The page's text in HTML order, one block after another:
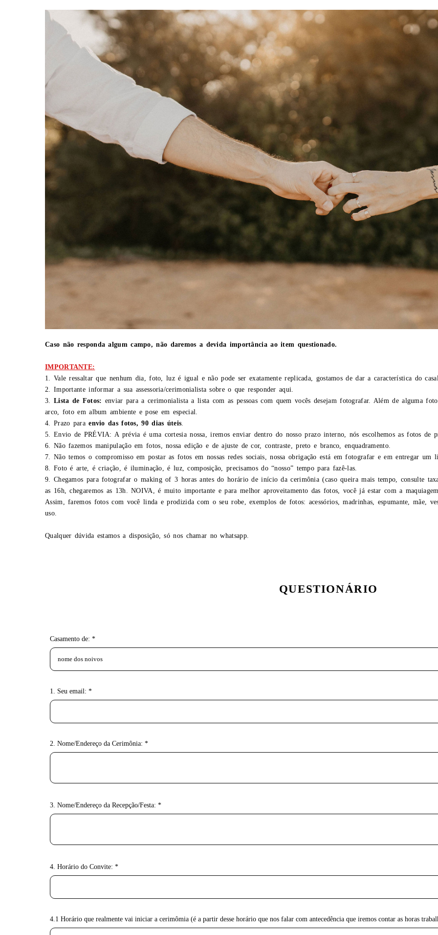
Caso não responda algum campo,não daremos a devida importânciaao item questionado.
IMPORTANTE:
1. Vale ressaltar que nenhum dia, foto, luz é igual e não pode ser exatamente replicada, gostamos de dar a característica do
2. Importante informar a sua assessoria/cerimonialista sobre o que responder aqui.
3. Lista de Fotos: enviar para a cerimonialista a lista com as pessoas com quem vocês desejam fotografar. Além de alguma
arco, foto em album ambiente e pose em especial.
4. Prazo paraenvio das fotos, 90 dias úteis
5. Envio de PRÉVIA: A prévia é uma cortesia nossa, iremos enviar dentro do nosso prazo interno, nós escolhemos as fotos de
6. Não fazemos manipulação em fotos, nossa edição e de ajuste de cor, contraste, preto e branco, enquadramento.
7. Não temos o compromisso em postar as fotos em nossas redes sociais, nossa obrigação está em fotografar e em entregar um
8. Foto é arte, é criação, é iluminação, é luz, composição, precisamos do “nosso” tempo para fazê-las.
9. Chegamos para fotografar o making of 3 horas antes do horário de início da cerimônia (caso queira mais tempo, consulte
as 16h, chegaremos as 13h. NOIVA, é muito importante e para melhor aproveitamento das fotos, você já estar com a
Assim, faremos fotos com você linda e prodizida com o seu robe, exemplos de fotos: acessórios, madrinhas, espumante, mãe,
uso.
Qualquer dúvida estamos a disposição, só nos chamar no whatsapp.
QUESTIONÁRIO
Casamento de: *
1. Seu email: *
2. Nome/Endereço da Cerimônia: *
3. Nome/Endereço da Recepção/Festa: *
4. Horário do Convite: *
4.1 Horário que realmente vai iniciar a cerimômia (é a partir desse horário que nos falar com antecedência que iremos contar as horas